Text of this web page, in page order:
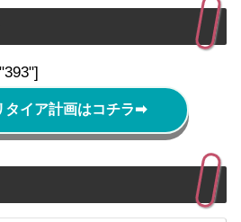
タイア計画はコチラ➡